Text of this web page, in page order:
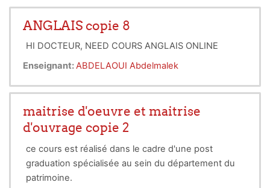
ANGLAIS copie 8
HI DOCTEUR, NEED COURS ANGLAIS ONLINE
Enseignant: ABDELAOUI Abdelmalek
maitrise d'oeuvre et maitrise
d'ouvrage copie 2
ce cours est réalisé dans le cadre d'une post
graduation spécialisée au sein du département du
patrimoine.